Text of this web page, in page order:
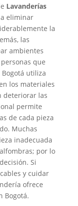
Lavanderías
eliminar
la
las
ambientes
que
utiliza
los materiales
deteriorar las
permite
de cada pieza
Muchas
inadecuada
por lo
Si
y cuidar
ofrece
Bogotá.